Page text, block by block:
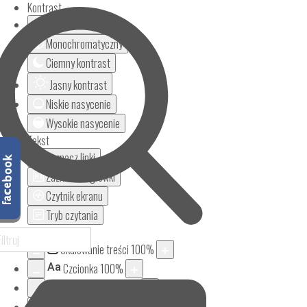
Kontrast
Monochromatyczny
Ciemny kontrast
Jasny kontrast
Niskie nasycenie
Wysokie nasycenie
Tekst
Zaznacz linki
Zaznacz nagłówki
Czytnik ekranu
Tryb czytania
Powiększenie
Skalowanie treści 100%
Aa Czcionka 100%